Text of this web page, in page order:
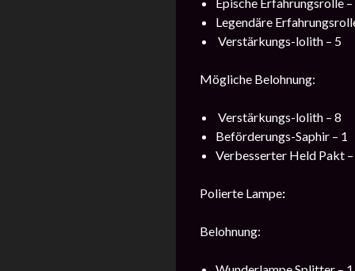
Legendäre
Verstärkungs-lolith – 5
Mögliche Belohnung:
Verstärkungs-lolith – 8
Beförderungs-Saphir – 1
Verbesserter Held Pakt
Polierte Lampe:
Belohnung: